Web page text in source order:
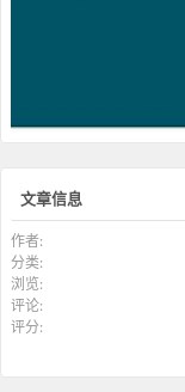
文章信息
作者:
分类:
浏览:
评论:
评分: